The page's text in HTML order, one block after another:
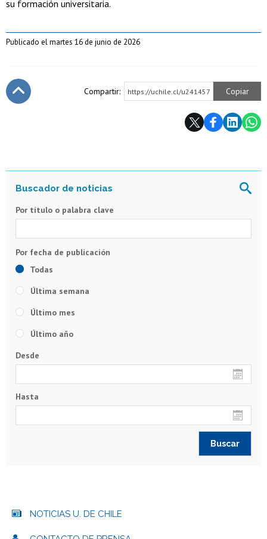
su formación universitaria.
Publicado el martes 16 de junio de 2026
Compartir: https://uchile.cl/u241457 Copiar
Por título o palabra clave
Todas
Última semana
Último mes
Último año
Desde
Hasta
NOTICIAS U. DE CHILE